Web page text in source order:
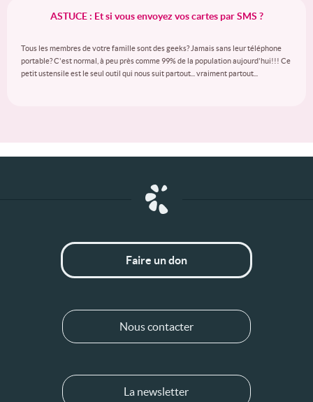
ASTUCE : Et si vous envoyez vos cartes par SMS ?
Tous les membres de votre famille sont des geeks? Jamais sans leur téléphone
portable? C'est normal, à peu près comme 99% de la population aujourd'hui!!! Ce
petit ustensile est le seul outil qui nous suit partout... vraiment partout...
Faire un don
Nous contacter
La newsletter